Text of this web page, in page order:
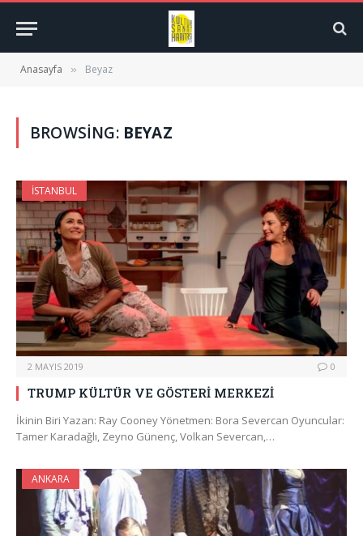
Anasayfa » Beyaz
BROWSING: BEYAZ
İSTANBUL
2 MAYIS 2019 0
TRUMP KÜLTÜR VE GÖSTERİ MERKEZİ
İkinin Biri Yazan: Ray Cooney Yönetmen: Bora Severcan Oyuncular:
Tamer Karadağlı, Zeyno Günenç, Volkan Severcan,…
ANKARA